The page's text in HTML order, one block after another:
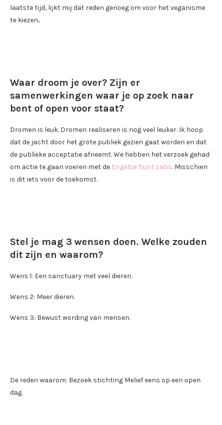
laatste tijd, lijkt mij dat reden genoeg om voor het veganisme
te kiezen.
Waar droom je over? Zijn er
samenwerkingen waar je op zoek naar
bent of open voor staat?
Dromen is leuk. Dromen realiseren is nog veel leuker. Ik hoop
dat de jacht door het grote publiek gezien gaat worden en dat
de publieke acceptatie afneemt. We hebben het verzoek gehad
om actie te gaan voeren met de Engelse hunt sabs. Misschien
is dit iets voor de toekomst.
Stel je mag 3 wensen doen. Welke zouden
dit zijn en waarom?
Wens 1: Een sanctuary met veel dieren.
Wens 2: Meer dieren.
Wens 3: Bewust wording van mensen.
De reden waarom: Bezoek stichting Melief eens op een open
dag.